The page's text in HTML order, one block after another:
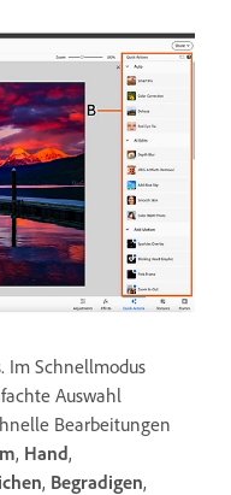
Im Schnellmodus
Auswahl
Bearbeitungen
, Hand,
, Begradigen,